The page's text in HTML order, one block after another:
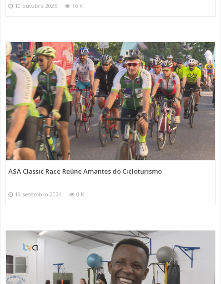
10 outubro 2025 16 K
ASA Classic Race Reúne Amantes do Cicloturismo
19 setembro 2024 0 K